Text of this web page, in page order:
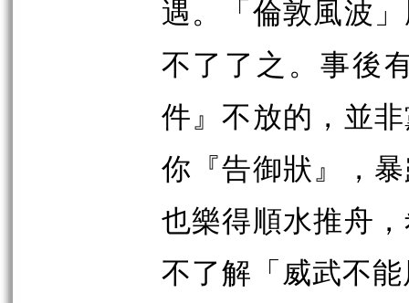
遇。「倫敦風波
不了了之。事後
件』不放的，並
你『告御狀』，
也樂得順水推舟
不了解「威武不